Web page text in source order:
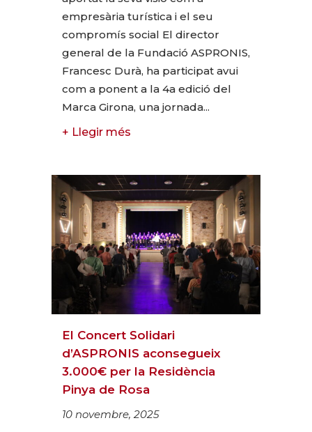
empresària turística i el seu
compromís social El director
general de la Fundació ASPRONIS,
Francesc Durà, ha participat avui
com a ponent a la 4a edició del
Marca Girona, una jornada...
+ Llegir més
El Concert Solidari
d’ASPRONIS aconsegueix
3.000€ per la Residència
Pinya de Rosa
10 novembre, 2025